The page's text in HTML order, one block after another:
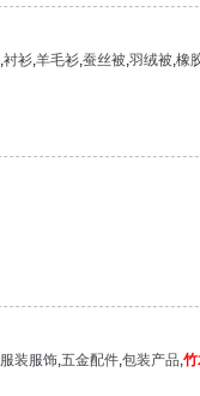
,衬衫,羊毛衫,蚕丝被,羽绒被,橡
服装服饰 五金配件 包装产品